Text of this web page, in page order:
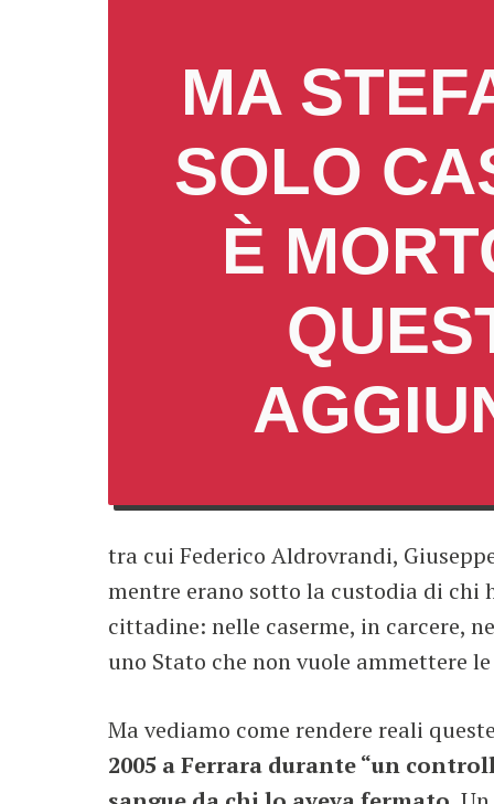
MA
SOLO
È
tra cui Federico Aldrovrandi,
mentre erano sotto la custodia di chi
cittadine: nelle caserme, in carcere,
uno Stato che non vuole ammettere
Ma vediamo come rendere reali
2005 a Ferrara durante “un